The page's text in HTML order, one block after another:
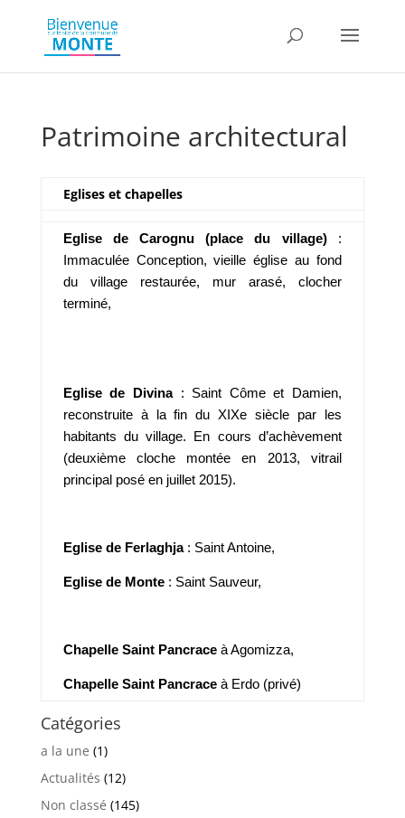
Patrimoine architectural
Eglises et chapelles
Eglise de Carognu (place du village):
Immaculée Conception, vieille église au fond
du village restaurée, mur arasé, clocher
terminé,
Eglise de Divina : Saint Côme et Damien,
reconstruite à la fin du XIXe siècle par les
habitants du village. En cours d’achèvement
(deuxième cloche montée en 2013, vitrail
principal posé en juillet 2015).
Eglise de Ferlaghja: Saint Antoine,
Eglise de Monte: Saint Sauveur,
Chapelle Saint Pancraceà Agomizza,
Chapelle Saint Pancraceà Erdo (privé)
Catégories
a la une (1)
Actualités (12)
Non classé (145)